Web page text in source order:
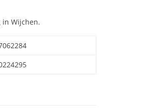
in Wijchen.